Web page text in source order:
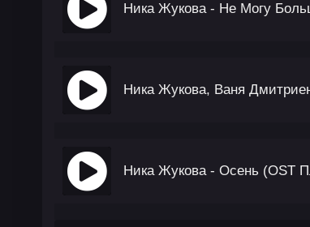
Ника Жукова - Не Могу
Ника Жукова, Ваня
Ника Жукова - Осень (OST